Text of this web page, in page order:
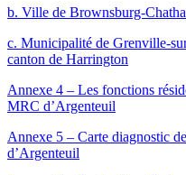
b. Ville de Brownsburg-
c. Municipalité de Grenville-
canton de Harrington
Annexe 4 – Les fonctions
MRC d’Argenteuil
Annexe 5 – Carte diagnostic
d’Argenteuil